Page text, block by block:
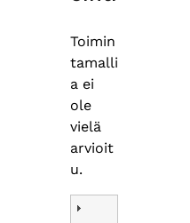
Toimin
tamalli
a ei
ole
vielä
arvioit
u.